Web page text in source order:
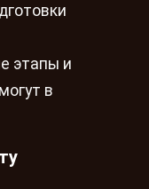
этапы и
в